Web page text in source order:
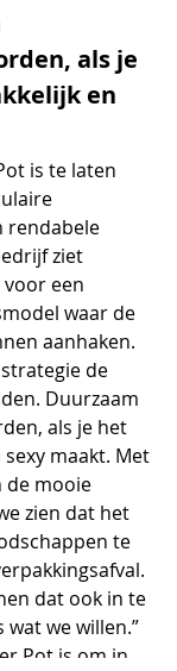
als je
en
is te laten
rendabele
ziet
een
waar de
aanhaken.
de
Duurzaam
als je het
maakt. Met
de mooie
zien dat het
te
dat ook in te
wat we willen.”
Pot is om in